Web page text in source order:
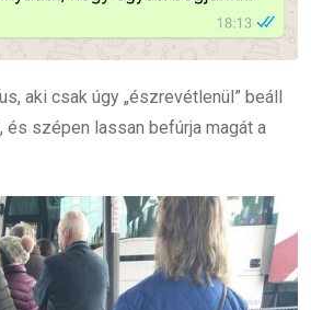
aki csak úgy „észrevétlenül” beáll
szépen lassan befúrja magát a